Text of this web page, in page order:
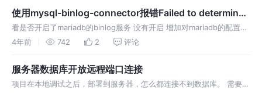
教程吧
使用mysql-binlog-connector报错Failed to determine
binlog filename/position
看是否开启了mariadb的binlog服务 没有开启 增加对mariadb的配置，
开启binlog vim /etc/my.cnf.d/mariadb-server.cnf添加以下内容 重启
4年前 742 2 评论
服务器数据库开放远程端口连接
项目在本地调试之后，部署到服务器，怎么都连接不到数据库。 需要开